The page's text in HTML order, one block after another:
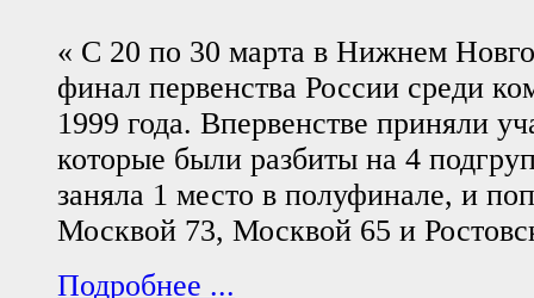
« С 20 по 30 марта в Нижнем
финал первенства России среди
1999 года. Впервенстве приняли
которые были разбиты на 4
заняла 1 место в полуфинале, и
Москвой 73, Москвой 65 и
Подробнее ...